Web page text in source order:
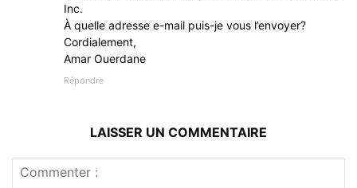
Inc.
À quelle adresse e-mail puis-je vous l’envoyer?
Cordialement,
Amar Ouerdane
Répondre
LAISSER UN COMMENTAIRE